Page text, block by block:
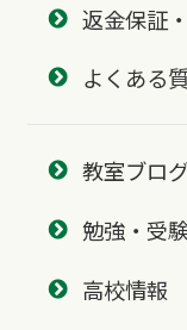
返金保証
よくある
教室ブロ
勉強・受
高校情報